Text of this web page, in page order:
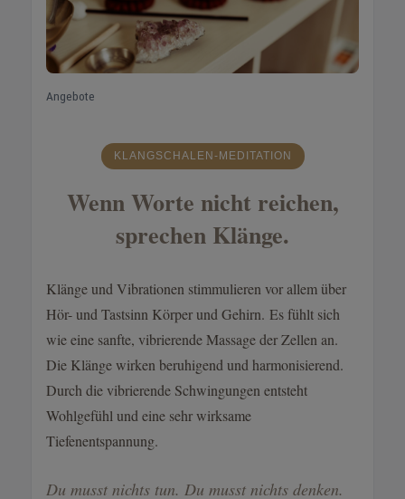
Angebote
KLANGSCHALEN-MEDITATION
Wenn Worte nicht reichen,
sprechen Klänge.
Klänge und Vibrationen stimmulieren vor allem über
Hör- und Tastsinn Körper und Gehirn. Es fühlt sich
wie eine sanfte, vibrierende Massage der Zellen an.
Die Klänge wirken beruhigend und harmonisierend.
Durch die vibrierende Schwingungen entsteht
Wohlgefühl und eine sehr wirksame
Tiefenentspannung.
Du musst nichts tun. Du musst nichts denken.